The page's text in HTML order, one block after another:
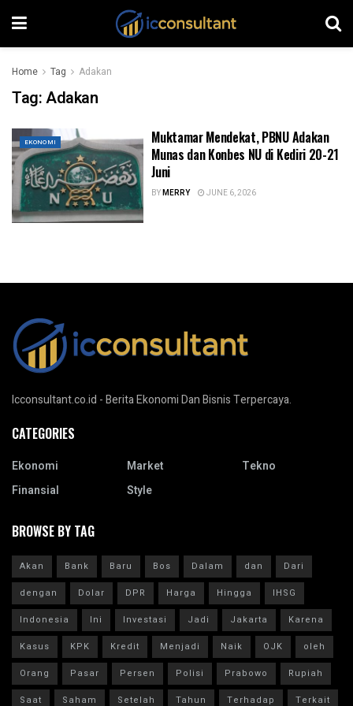
Home Tag Adakan
Tag:Adakan
EKONOMI
Muktamar Mendekat, PBNU Adakan
Munas dan Konbes NU di Kediri 20-21
Juni
BYMERRY JUNE 6, 2026
Icconsultant.co.id - Berita Ekonomi Dan Bisnis Terpercaya.
CATEGORIES
Ekonomi
Finansial
Market
Style
Tekno
BROWSE BY TAG
Akan Bank Baru Bos Dalam dan
Dari
dengan
Dolar DPR Harga Hingga
IHSG
Indonesia
Ini Investasi Jadi Jakarta
Karena
Kasus
KPK Kredit Menjadi Naik OJK
oleh
Orang
Pasar Persen Polisi Prabowo
Rupiah
Saat
Saham Setelah Tahun Terhadap Terkait